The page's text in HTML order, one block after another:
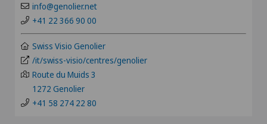
Anestesiologia
Angiologia
Artroscopia del ginocchio
GR
VS
JU
VD
info@genolier.net
+41 22 366 90 00
Swiss Visio Genolier
/it/swiss-visio/centres/genolier
Route du Muids 3
1272 Genolier
+41 58 274 22 80